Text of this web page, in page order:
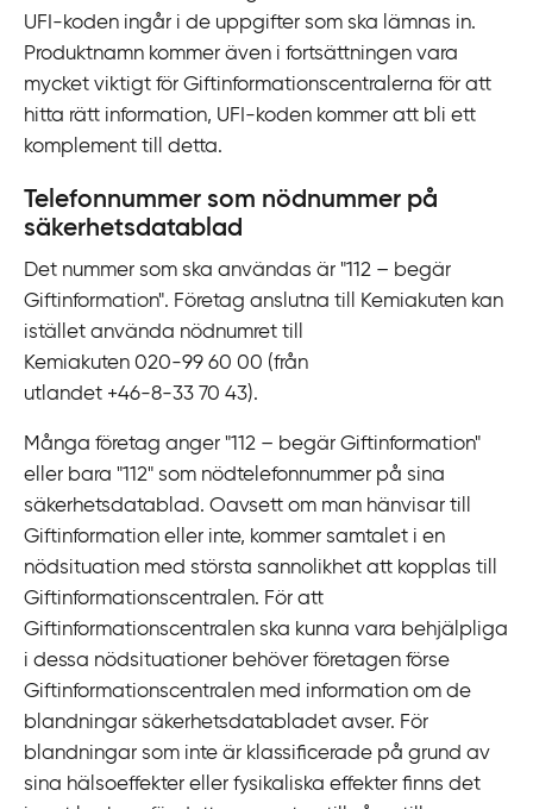
UFI‍-‍koden ingår i de uppgifter som ska lämnas in.
Produktnamn kommer även i fortsättningen vara
mycket viktigt för Giftinformationscentralerna för att
hitta rätt information, UFI‍-‍koden kommer att bli ett
komplement till detta.
Telefonnummer som nödnummer på
säkerhetsdatablad
Det nummer som ska användas är "112 – begär
Giftinformation". Företag anslutna till Kemiakuten kan
istället använda nödnumret till
Kemiakuten 020-‍99 60 00 (från
utlandet +46‍-‍8‍-‍33 70 43).
Många företag anger "112 – begär Giftinformation"
eller bara "112" som nödtelefonnummer på sina
säkerhetsdatablad. Oavsett om man hänvisar till
Giftinformation eller inte, kommer samtalet i en
nödsituation med största sannolikhet att kopplas till
Giftinformationscentralen. För att
Giftinformationscentralen ska kunna vara behjälpliga
i dessa nödsituationer behöver företagen förse
Giftinformationscentralen med information om de
blandningar säkerhetsdatabladet avser. För
blandningar som inte är klassificerade på grund av
sina hälsoeffekter eller fysikaliska effekter finns det